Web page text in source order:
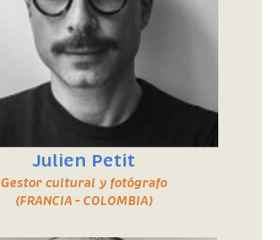
Julien Petit
Gestor cultural y fotógrafo
(FRANCIA – COLOMBIA)